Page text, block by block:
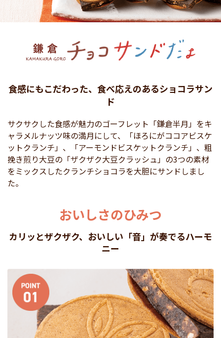
食感にもこだわった、食べ応えのあるショコラサン
ド
サクサクした食感が魅力のゴーフレット「鎌倉半月」をキ
ャラメルナッツ味の満月にして、「ほろにがココアビスケ
ットクランチ」、「アーモンドビスケットクランチ」、粗
挽き煎り大豆の「ザクザク大豆クラッシュ」の3つの素材
をミックスしたクランチショコラを大胆にサンドしまし
た。
おいしさのひみつ
カリッとザクザク、おいしい「音」が奏でるハーモ
ニー